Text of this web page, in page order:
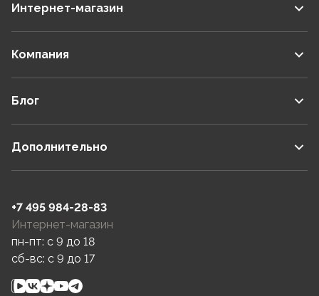
Интернет-магазин
Компания
Блог
Дополнительно
+7 495 984-28-83
Интернет-магазин
пн-пт: c 9 до 18
сб-вс: c 9 до 17